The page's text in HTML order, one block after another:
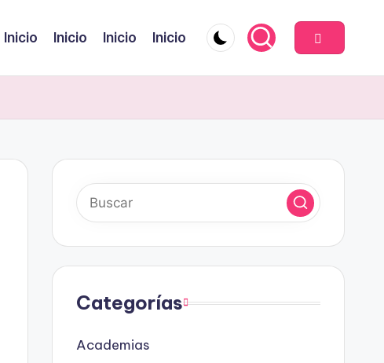
Inicio Inicio Inicio Inicio
Categorías
Academias